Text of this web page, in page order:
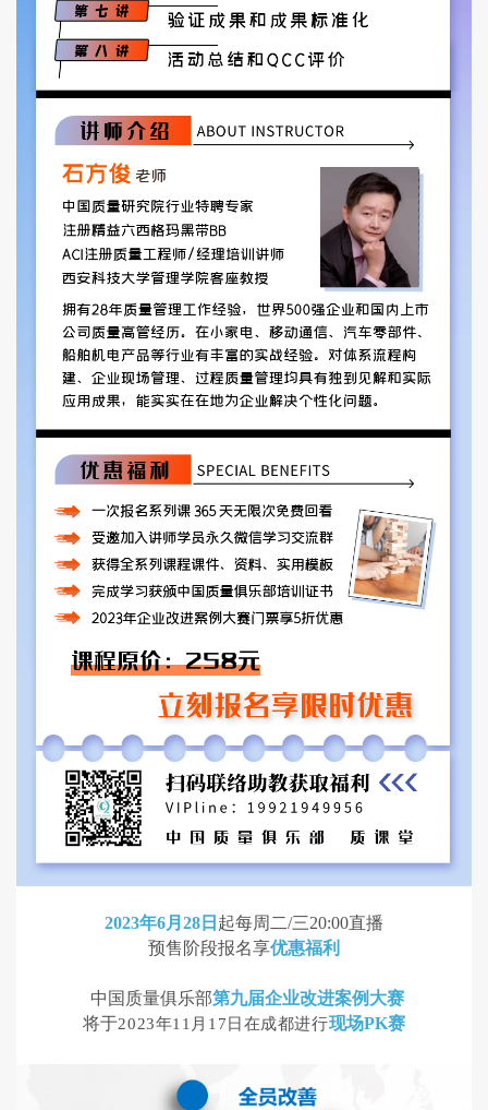
2023年6月28日 起每周二/三20:00直播
预售阶段报名享优惠福利
中国质量俱乐部第九届企业改进案例大赛
将于2023年11月17日在成都进行现场PK赛